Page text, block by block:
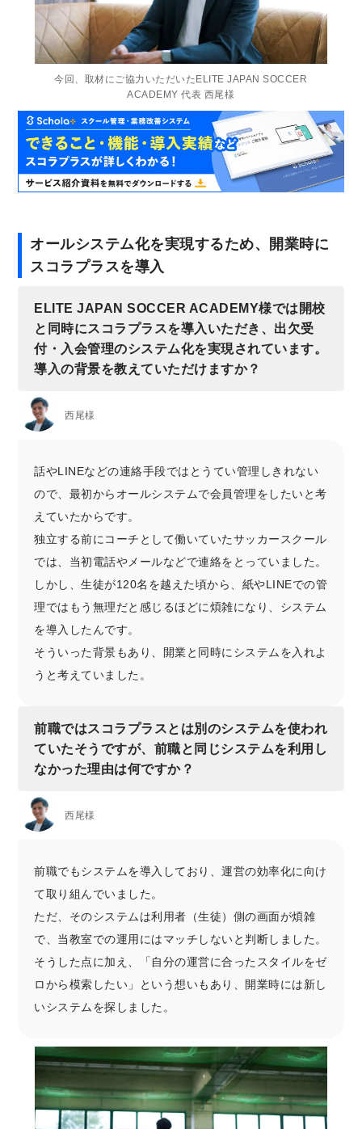
今回、取材にご協力いただいたELITE JAPAN SOCCER
ACADEMY 代表 西尾様
オールシステム化を実現するため、開業時に
スコラプラスを導入
ELITE JAPAN SOCCER ACADEMY様では開校
と同時にスコラプラスを導入いただき、出欠受
付・入会管理のシステム化を実現されています。
導入の背景を教えていただけますか？
西尾様
話やLINEなどの連絡手段ではとうてい管理しきれない
ので、最初からオールシステムで会員管理をしたいと考
えていたからです。
独立する前にコーチとして働いていたサッカースクール
では、当初電話やメールなどで連絡をとっていました。
しかし、生徒が120名を越えた頃から、紙やLINEでの管
理ではもう無理だと感じるほどに煩雑になり、システム
を導入したんです。
そういった背景もあり、開業と同時にシステムを入れよ
うと考えていました。
前職ではスコラプラスとは別のシステムを使われ
ていたそうですが、前職と同じシステムを利用し
なかった理由は何ですか？
西尾様
前職でもシステムを導入しており、運営の効率化に向け
て取り組んでいました。
ただ、そのシステムは利用者（生徒）側の画面が煩雑
で、当教室での運用にはマッチしないと判断しました。
そうした点に加え、「自分の運営に合ったスタイルをゼ
ロから模索したい」という想いもあり、開業時には新し
いシステムを探しました。